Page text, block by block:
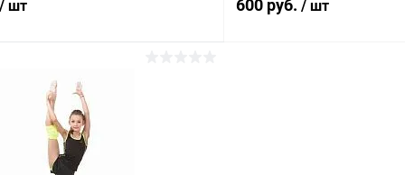
/ шт
В корзину
600 руб. / шт